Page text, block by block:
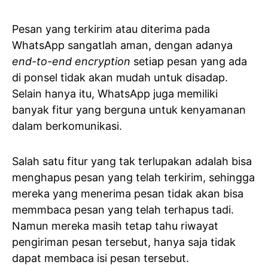
Pesan yang terkirim atau diterima pada
WhatsApp sangatlah aman, dengan adanya
end-to-end encryption setiap pesan yang ada
di ponsel tidak akan mudah untuk disadap.
Selain hanya itu, WhatsApp juga memiliki
banyak fitur yang berguna untuk kenyamanan
dalam berkomunikasi.
Salah satu fitur yang tak terlupakan adalah bisa
menghapus pesan yang telah terkirim, sehingga
mereka yang menerima pesan tidak akan bisa
memmbaca pesan yang telah terhapus tadi.
Namun mereka masih tetap tahu riwayat
pengiriman pesan tersebut, hanya saja tidak
dapat membaca isi pesan tersebut.